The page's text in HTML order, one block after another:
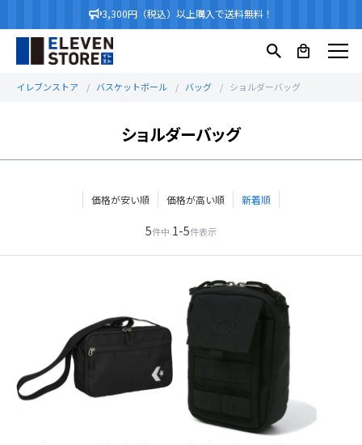
3,300円（税込）以上購入で送料無料！
イレブンストア バスケットボール バッグ ショルダーバッグ
ショルダーバッグ
価格が安い順 価格が高い順 新着順
5件中 1-5件表示